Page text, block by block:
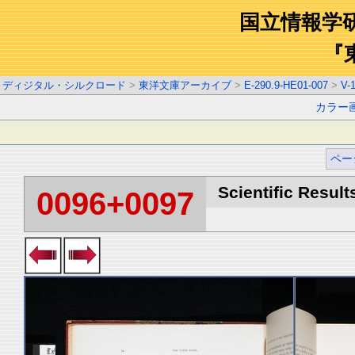
国立情報学
『
ディジタル・シルクロード > 東洋文庫アーカイブ > E-290.9-HE01-007 > V-1
カラー
ペー
0096+0097 Scientific